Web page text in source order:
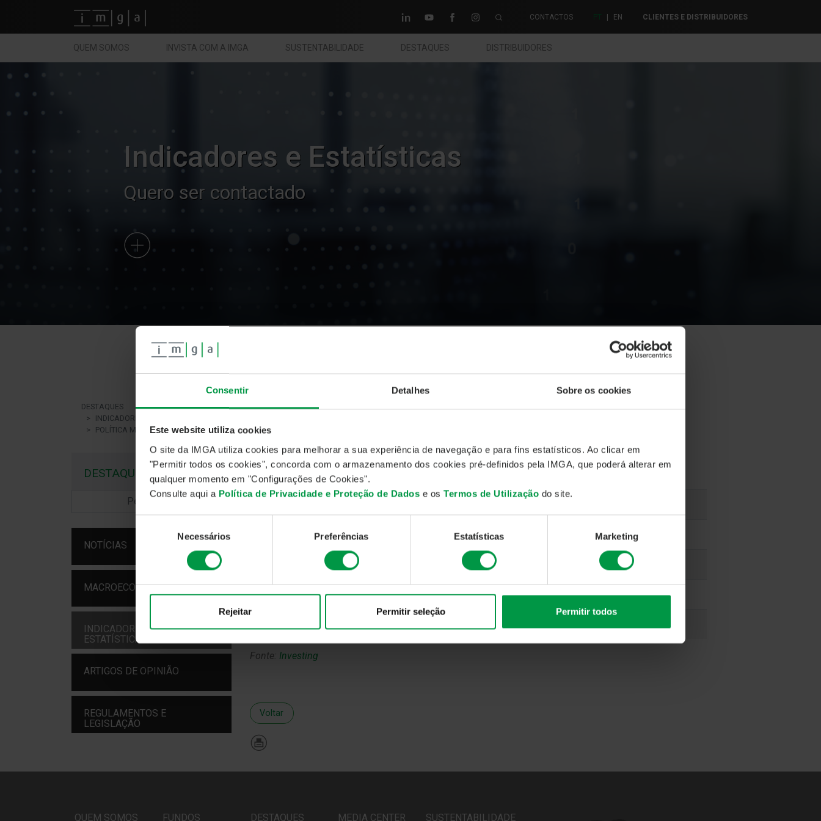
Consentir Detalhes Sobre os cookies
Este website utiliza cookies
O site da IMGA utiliza cookies para melhorar a sua experiência de navegação e para fins estatísticos. Ao clicar em
"Permitir todos os cookies", concorda com o armazenamento dos cookies pré-definidos pela IMGA, que poderá alterar em
qualquer momento em "Configurações de Cookies".
Consulte aqui a Política de Privacidade e Proteção de Dados e os Termos de Utilização do site.
consentimento
Necessários Preferências Estatísticas Marketing
Rejeitar Permitir seleção Permitir todos
Fundos imga CONTACTOS PT | EN CLIENTES E DISTRIBUIDORES
QUEM SOMOS INVISTA COM A IMGA SUSTENTABILIDADE DESTAQUES DISTRIBUIDORES
Indicadores e Estatísticas
Quero ser contactado
Indicadores e Estatísticas
julho 20, 2026
Política Monetária
BCE 23 jul 2026
29 jul 2026
BoE 3,75% 18 dez 2025 30 jul 2026
Fonte: Investing
Voltar
DESTAQUES
INDICADORES E ESTATÍSTICAS
POLÍTICA MONETÁRIA
DESTAQUES
NOTÍCIAS
MACROECONOMIA
INDICADORES E
ESTATÍSTICAS
ARTIGOS DE OPINIÃO
REGULAMENTOS E
LEGISLAÇÃO
QUEM SOMOS FUNDOS DESTAQUES MEDIA CENTER SUSTENTABILIDADE